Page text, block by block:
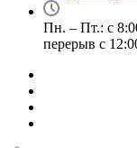
Пн. – Пт.: с
перерыв с